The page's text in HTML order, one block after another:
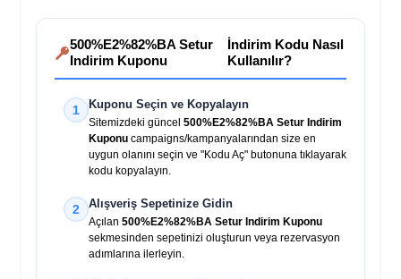
500%E2%82%BA Setur
Indirim Kuponu
İndirim Kodu Nasıl
Kullanılır?
1 Kuponu Seçin ve Kopyalayın
Sitemizdeki güncel 500%E2%82%BA Setur Indirim
Kuponu campaigns/kampanyalarından size en
uygun olanını seçin ve "Kodu Aç" butonuna tıklayarak
kodu kopyalayın.
2 Alışveriş Sepetinize Gidin
Açılan 500%E2%82%BA Setur Indirim Kuponu
sekmesinden sepetinizi oluşturun veya rezervasyon
adımlarına ilerleyin.